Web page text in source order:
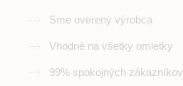
Sme overený výrobca
Vhodné na všetky omietky
99% spokojných zákazníkov